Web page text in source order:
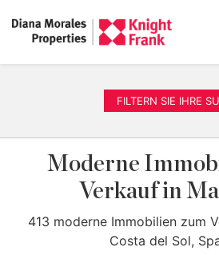
FILTERN SIE IHRE
Moderne
Verkauf in
413 moderne Immobilien zum
Costa del Sol,